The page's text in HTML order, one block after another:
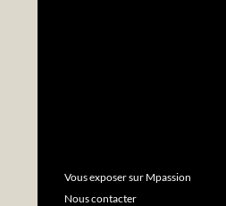
Vous exposer sur Mpassion
Nous contacter